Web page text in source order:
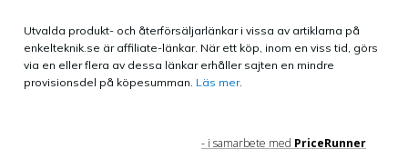
Utvalda produkt- och återförsäljarlänkar i vissa av artiklarna på
enkelteknik.se är affiliate-länkar. När ett köp, inom en viss tid, görs
via en eller flera av dessa länkar erhåller sajten en mindre
provisionsdel på köpesumman. Läs mer.
- i samarbete med PriceRunner